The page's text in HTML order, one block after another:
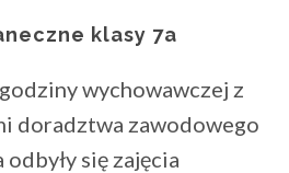
klasy 7a
wychowawczej z
doradztwa zawodowego
się zajęcia